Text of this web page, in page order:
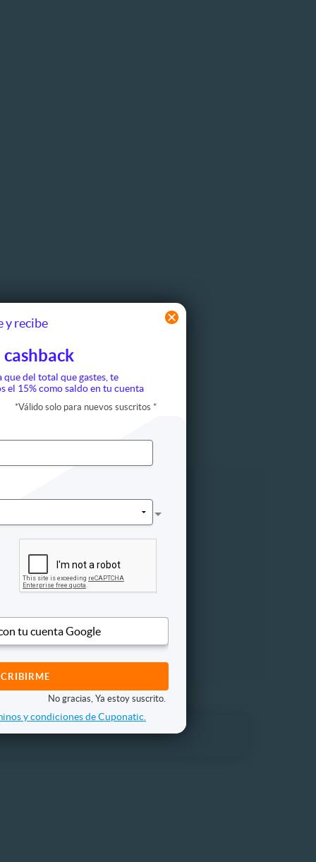
y recibe
cashback
que del total que gastes, te
el 15% como saldo en tu cuenta
*Válido solo para nuevos suscritos *
tu cuenta Google
No gracias, Ya estoy suscrito.
y condiciones de Cuponatic.